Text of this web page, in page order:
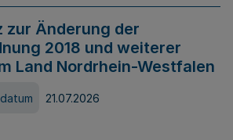
zur Änderung der
2018 und weiterer
Land Nordrhein-Westfalen
21.07.2026